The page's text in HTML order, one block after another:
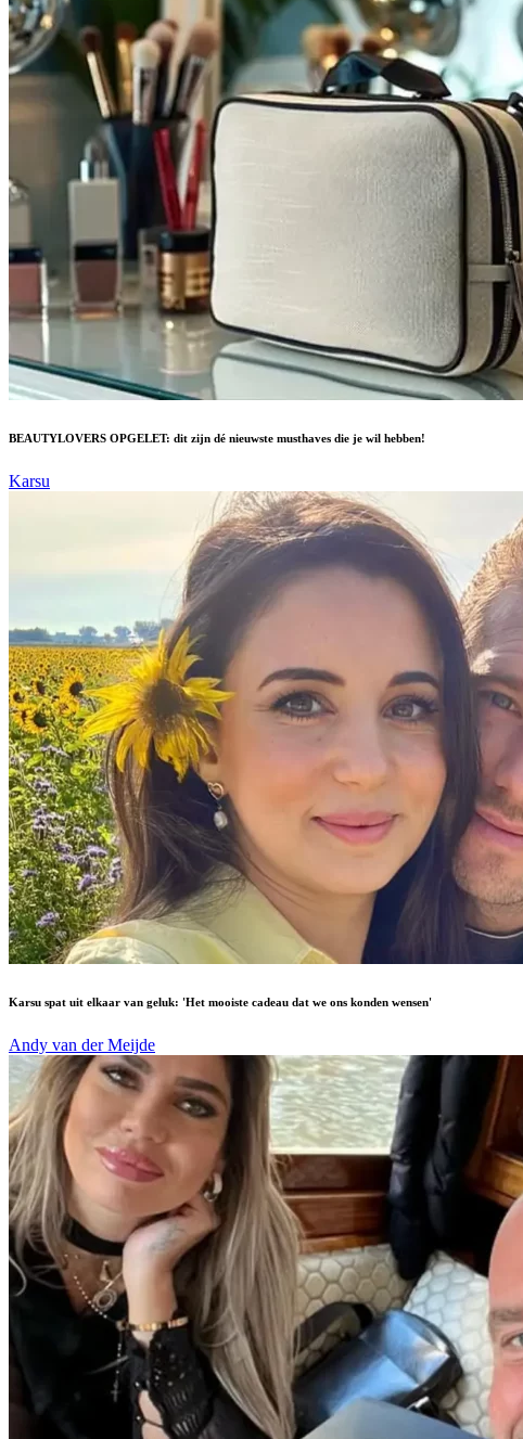
BEAUTYLOVERS OPGELET: dit zijn dé nieuwste musthaves die je wil hebben!
Karsu
Karsu spat uit elkaar van geluk: 'Het mooiste cadeau dat we ons konden wensen'
Andy van der Meijde